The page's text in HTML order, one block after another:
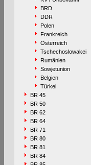
BRD
DDR
Polen
Frankreich
Österreich
Tschechoslowakei
Rumänien
Sowjetunion
Belgien
Türkei
BR 45
BR 50
BR 62
BR 64
BR 71
BR 80
BR 81
BR 84